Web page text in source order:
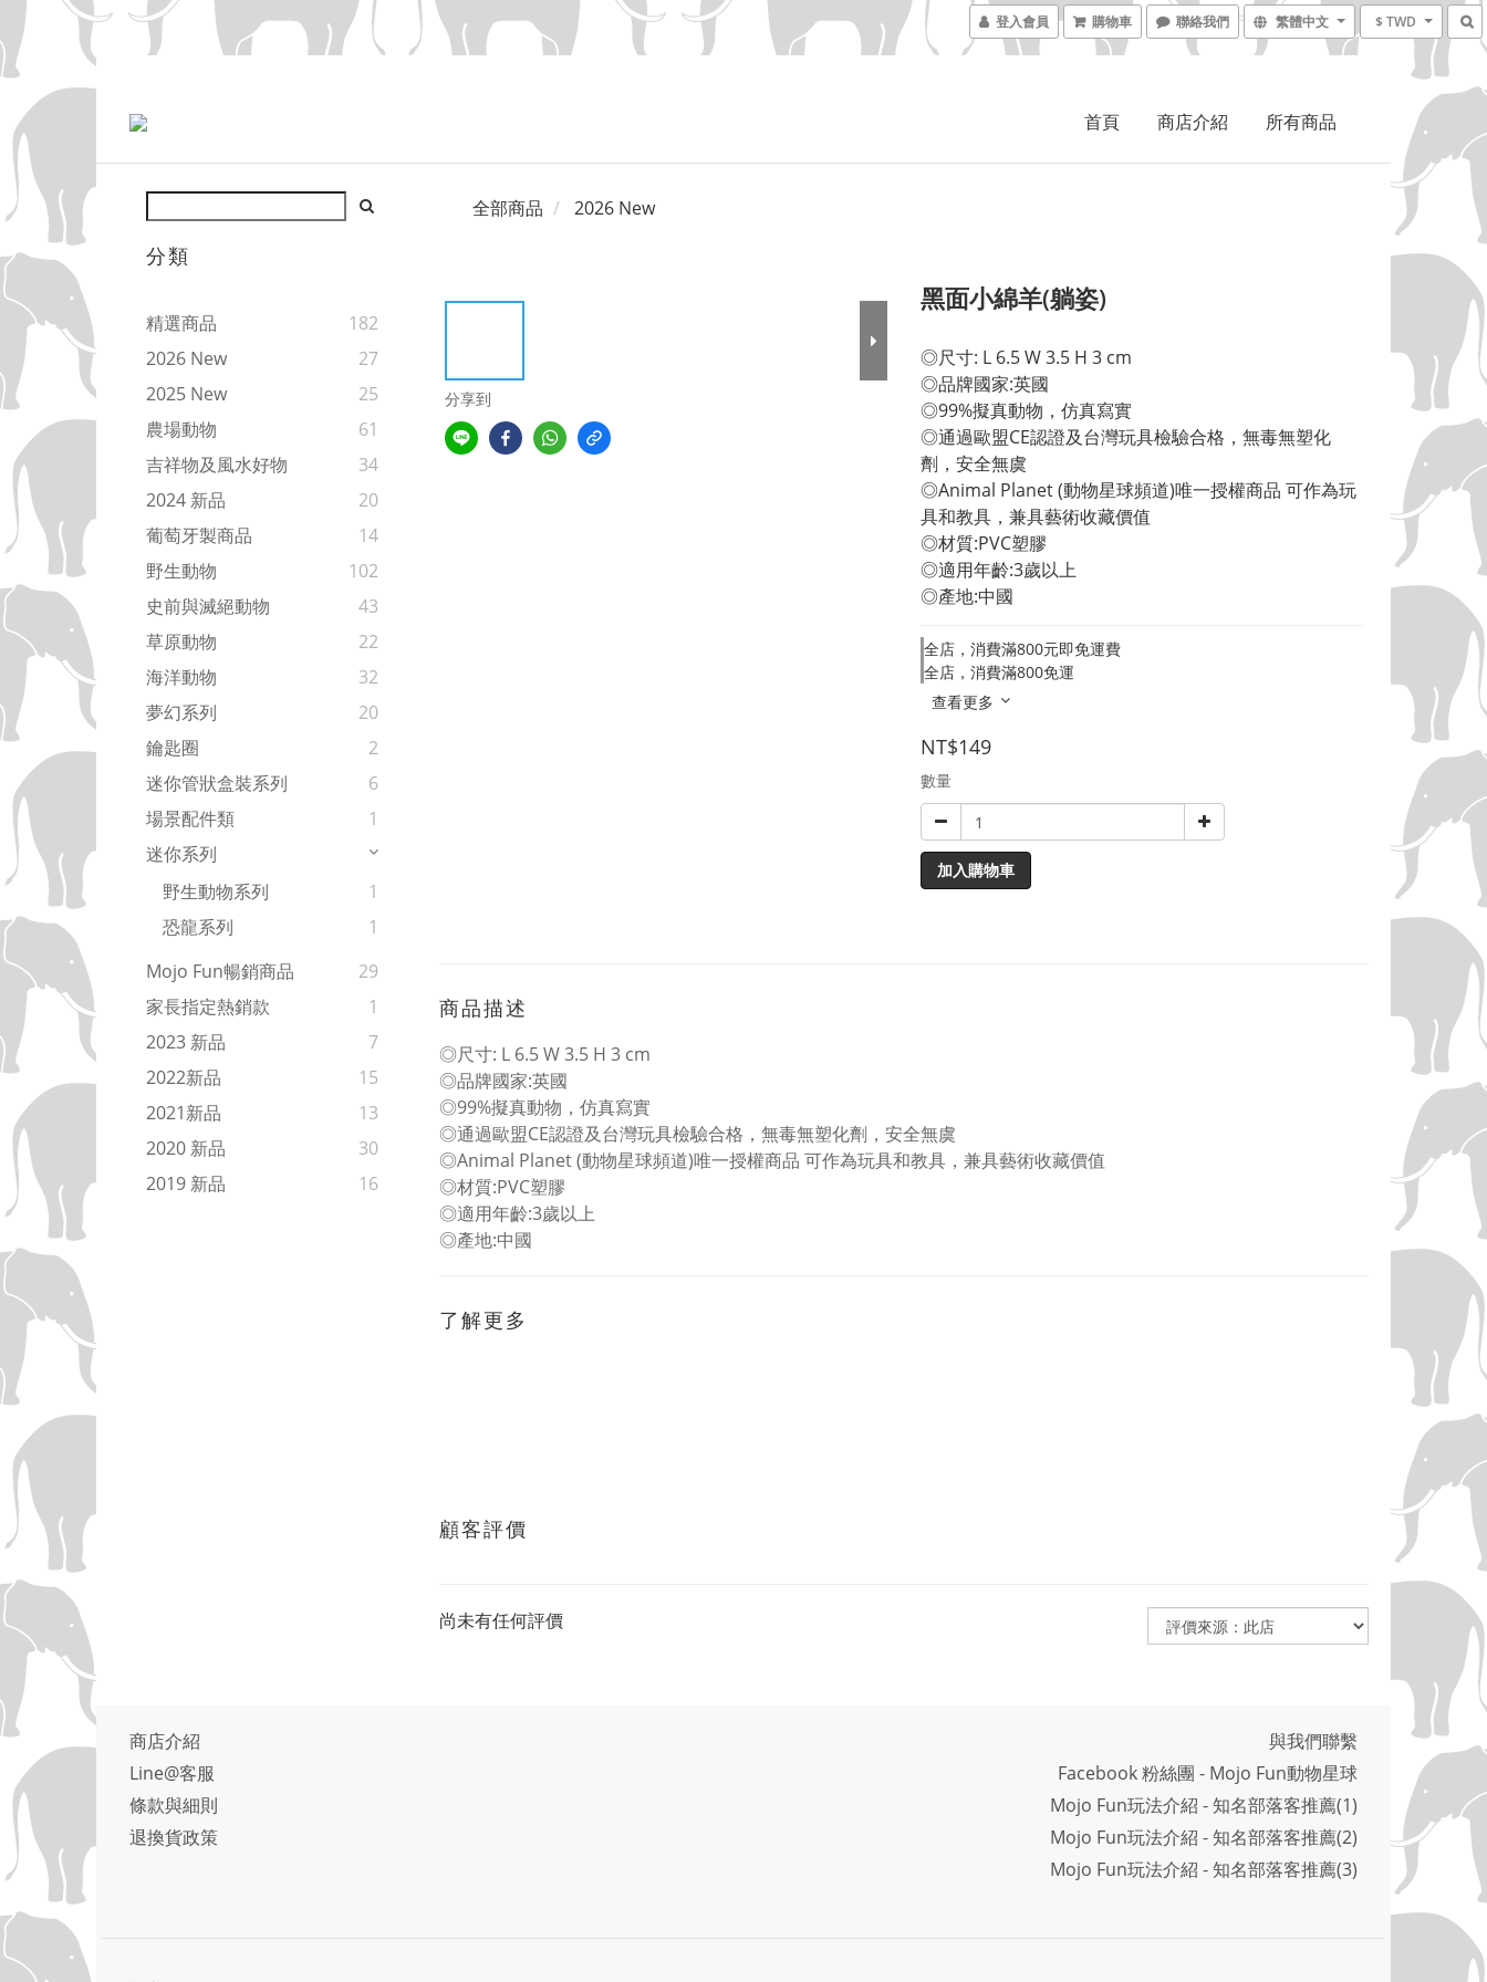
登入會員 購物車 聯絡我們 繁體中文 $ TWD
首頁 商店介紹 所有商品
分類
精選商品
182
2026 New
27
2025 New
25
農場動物
61
吉祥物及風水好物
34
2024 新品
20
葡萄牙製商品
14
野生動物
102
史前與滅絕動物
43
草原動物
22
海洋動物
32
夢幻系列
20
鑰匙圈
2
迷你管狀盒裝系列
6
場景配件類
1
迷你系列
野生動物系列
1
恐龍系列
1
Mojo Fun暢銷商品
29
家長指定熱銷款
1
2023 新品
7
2022新品
15
2021新品
13
2020 新品
30
2019 新品
16
全部商品 2026 New
分享到
黑面小綿羊(躺姿)
◎尺寸: L 6.5 W 3.5 H 3 cm
◎品牌國家:英國
◎99%擬真動物，仿真寫實
◎通過歐盟CE認證及台灣玩具檢驗合格，無毒無塑化
劑，安全無虞
◎Animal Planet (動物星球頻道)唯一授權商品 可作為玩
具和教具，兼具藝術收藏價值
◎材質:PVC塑膠
◎適用年齡:3歲以上
◎產地:中國
全店，消費滿800元即免運費
全店，消費滿800免運
查看更多
NT$149
數量
加入購物車
商品描述
◎尺寸: L 6.5 W 3.5 H 3 cm
◎品牌國家:英國
◎99%擬真動物，仿真寫實
◎通過歐盟CE認證及台灣玩具檢驗合格，無毒無塑化劑，安全無虞
◎Animal Planet (動物星球頻道)唯一授權商品 可作為玩具和教具，兼具藝術收藏價值
◎材質:PVC塑膠
◎適用年齡:3歲以上
◎產地:中國
了解更多
顧客評價
尚未有任何評價
商店介紹
Line@客服
條款與細則
退換貨政策
與我們聯繫
Facebook 粉絲團 - Mojo Fun動物星球
Mojo Fun玩法介紹 - 知名部落客推薦(1)
Mojo Fun玩法介紹 - 知名部落客推薦(2)
Mojo Fun玩法介紹 - 知名部落客推薦(3)